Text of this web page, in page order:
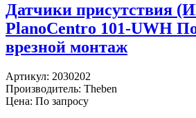
Датчики присутствия
PlanoCentro 101-UWH
врезной монтаж
Артикул: 2030202
Производитель: Theben
Цена: По запросу